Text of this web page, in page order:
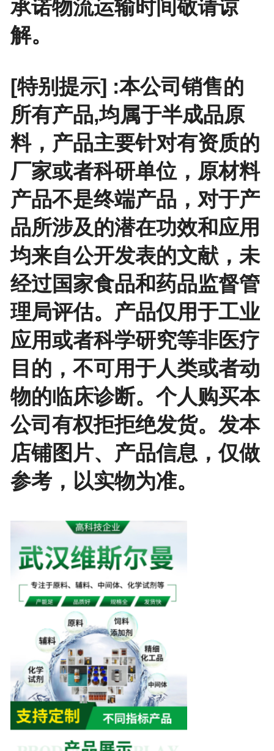
承诺物流运输时间敬请谅
解。
[特别提示] :本公司销售的
所有产品,均属于半成品原
料，产品主要针对有资质的
厂家或者科研单位，原材料
产品不是终端产品，对于产
品所涉及的潜在功效和应用
均来自公开发表的文献，未
经过国家食品和药品监督管
理局评估。产品仅用于工业
应用或者科学研究等非医疗
目的，不可用于人类或者动
物的临床诊断。个人购买本
公司有权拒拒绝发货。发本
店铺图片、产品信息，仅做
参考，以实物为准。